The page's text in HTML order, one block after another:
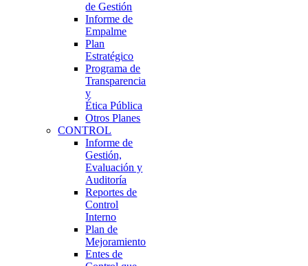
de Gestión
Informe de
Empalme
Plan
Estratégico
Programa de
Transparencia
y
Ética Pública
Otros Planes
CONTROL
Informe de
Gestión,
Evaluación y
Auditoría
Reportes de
Control
Interno
Plan de
Mejoramiento
Entes de